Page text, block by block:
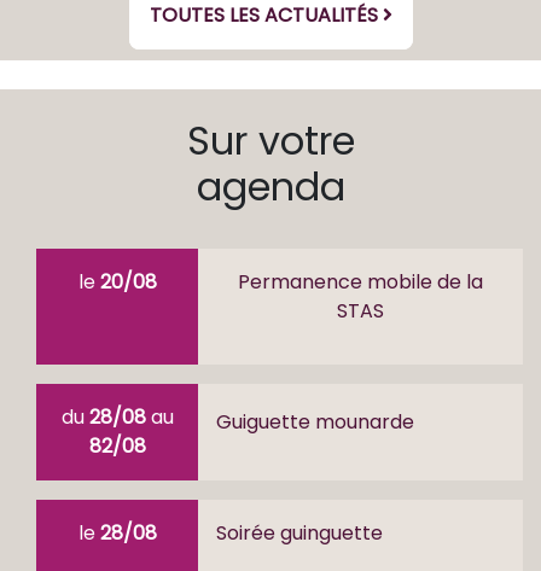
TOUTES LES ACTUALITÉS
Sur votre
agenda
le20/08
Permanence mobile de la
STAS
du28/08au
82/08
Guiguette mounarde
le28/08 Soirée guinguette